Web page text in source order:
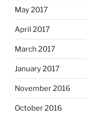
May 2017
April 2017
March 2017
January 2017
November 2016
October 2016